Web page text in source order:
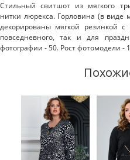
Стильный свитшот из мягкого
нитки люрекса. Горловина (в виде
декорированы мягкой резинкой
повседневного, так и для
фотографии - 50. Рост фотомодели -